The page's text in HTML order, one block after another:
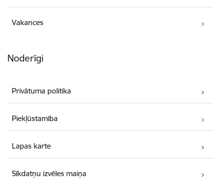
Vakances
Noderīgi
Privātuma politika
Piekļūstamība
Lapas karte
Sīkdatņu izvēles maiņa